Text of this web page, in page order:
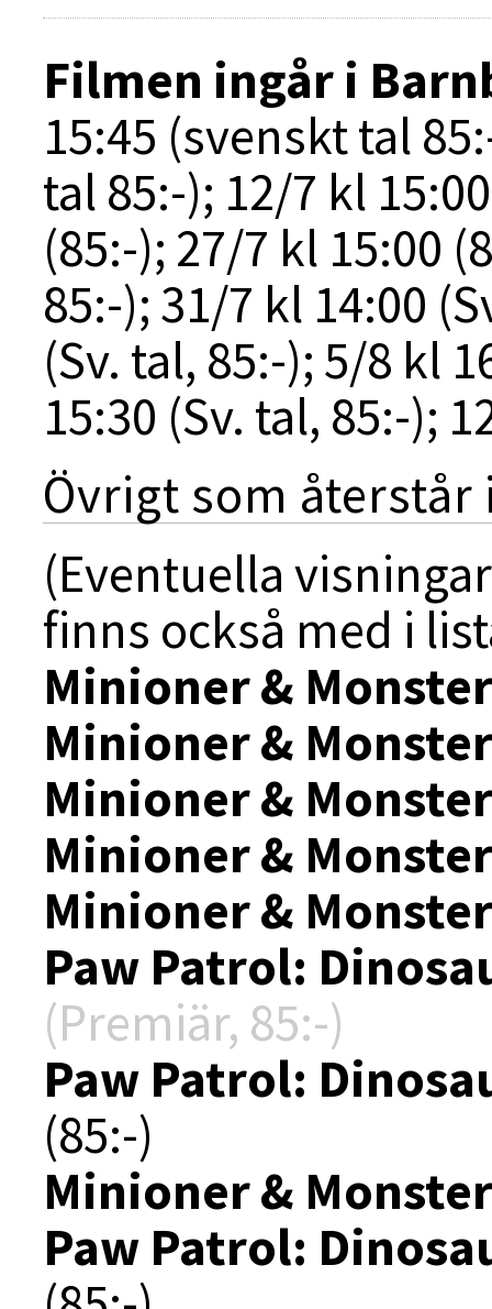
Filmen ingår i
15:45 (svenskt tal
tal 85:-); 12/7 kl
(85:-); 27/7 kl 15:00
85:-); 31/7 kl 14:00
(Sv. tal, 85:-); 5/8 kl
15:30 (Sv. tal, 85:-);
Övrigt som återstår
(Eventuella
finns också med i
Minioner &
Minioner &
Minioner &
Minioner &
Minioner &
Paw Patrol:
(Premiär, 85:-)
Paw Patrol:
(85:-)
Minioner &
Paw Patrol: